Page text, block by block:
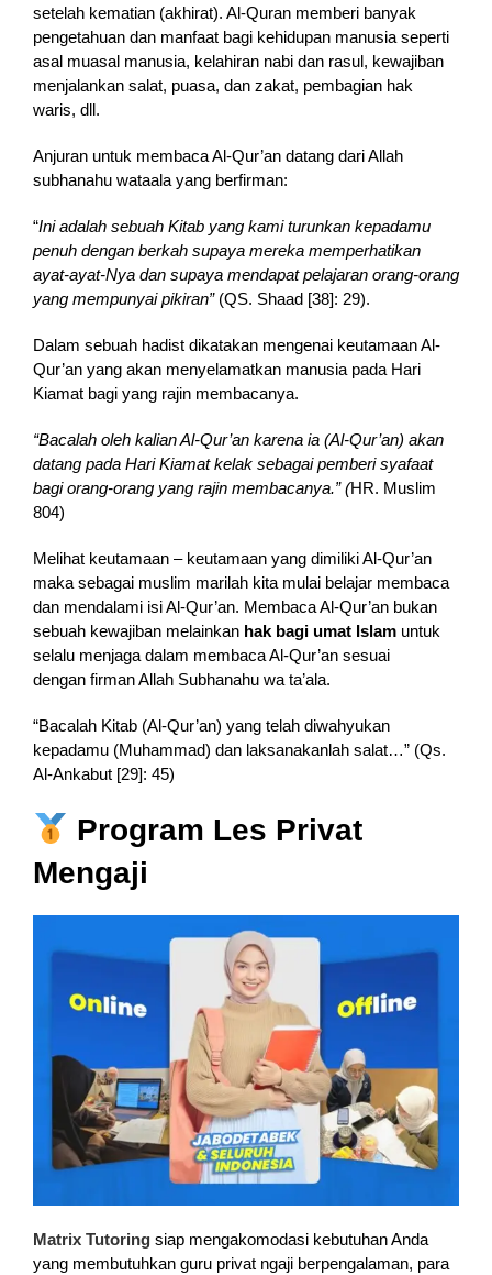
setelah kematian (akhirat). Al-Quran memberi banyak
pengetahuan dan manfaat bagi kehidupan manusia seperti
asal muasal manusia, kelahiran nabi dan rasul, kewajiban
menjalankan salat, puasa, dan zakat, pembagian hak
waris, dll.
Anjuran untuk membaca Al-Qur’an datang dari Allah
subhanahu wataala yang berfirman:
“Ini adalah sebuah Kitab yang kami turunkan kepadamu
penuh dengan berkah supaya mereka memperhatikan
ayat-ayat-Nya dan supaya mendapat pelajaran orang-orang
yang mempunyai pikiran” (QS. Shaad [38]: 29).
Dalam sebuah hadist dikatakan mengenai keutamaan Al-
Qur’an yang akan menyelamatkan manusia pada Hari
Kiamat bagi yang rajin membacanya.
“Bacalah oleh kalian Al-Qur’an karena ia (Al-Qur’an) akan
datang pada Hari Kiamat kelak sebagai pemberi syafaat
bagi orang-orang yang rajin membacanya.” (HR. Muslim
804)
Melihat keutamaan – keutamaan yang dimiliki Al-Qur’an
maka sebagai muslim marilah kita mulai belajar membaca
dan mendalami isi Al-Qur’an. Membaca Al-Qur’an bukan
sebuah kewajiban melainkan hak bagi umat Islamuntuk
selalu menjaga dalam membaca Al-Qur’an sesuai
dengan firman Allah Subhanahu wa ta’ala.
“Bacalah Kitab (Al-Qur’an) yang telah diwahyukan
kepadamu (Muhammad) dan laksanakanlah salat…” (Qs.
Al-Ankabut [29]: 45)
Program Les Privat
Mengaji
Matrix Tutoringsiap mengakomodasi kebutuhan Anda
yang membutuhkan guru privat ngaji berpengalaman, para